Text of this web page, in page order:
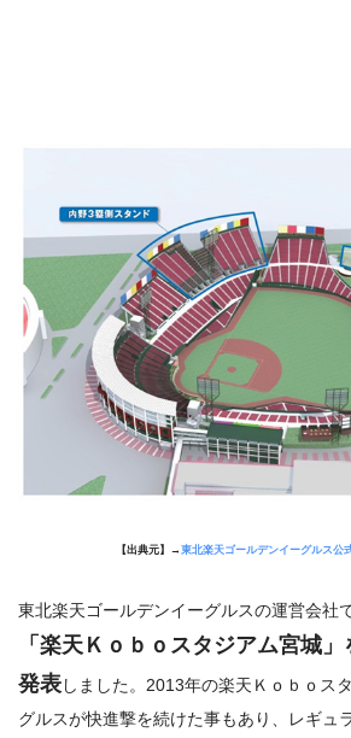
【出典元】→ 東北楽天ゴールデンイーグルス公
東北楽天ゴールデンイーグルスの運営会社
「楽天Ｋｏｂｏスタジアム宮城
発表しました。2013年の楽天Ｋｏｂｏス
グルスが快進撃を続けた事もあり、レギュ